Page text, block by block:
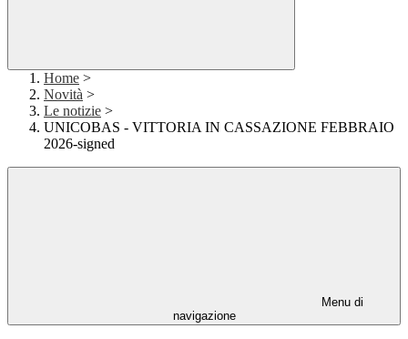
Home >
Novità >
Le notizie >
UNICOBAS - VITTORIA IN CASSAZIONE FEBBRAIO
2026-signed
Menu di
navigazione